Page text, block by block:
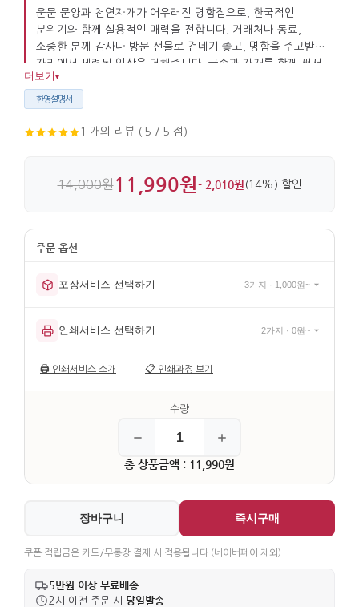
운문 문양과 천연자개가 어우러진 명함집으로, 한국적인
분위기와 함께 실용적인 매력을 전합니다. 거래처나 동료,
소중한 분께 감사나 방문 선물로 건네기 좋고, 명함을 주고받는
자리에서 세련된 인상을 더해줍니다. 금속과 자개를 함께 써서
마감이 깔끔합니다.
더보기 ▾
한영설명서
1 개의 리뷰 ( 5 / 5 점)
14,000원11,990원- 2,010원 (14%) 할인
포장서비스 선택하기 3가지 · 1,000원~
인쇄서비스 선택하기 2가지 · 0원~
🖨️ 인쇄서비스 소개 📋 인쇄과정 보기
총 상품금액 : 11,990원
장바구니 즉시구매
쿠폰·적립금은 카드/무통장 결제 시 적용됩니다 (네이버페이 제외)
5만원 이상 무료배송
2시 이전 주문 시 당일발송